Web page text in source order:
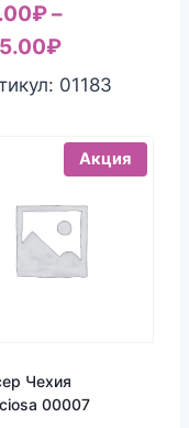
₽–
₽
01183
Акция
Чехия
00007